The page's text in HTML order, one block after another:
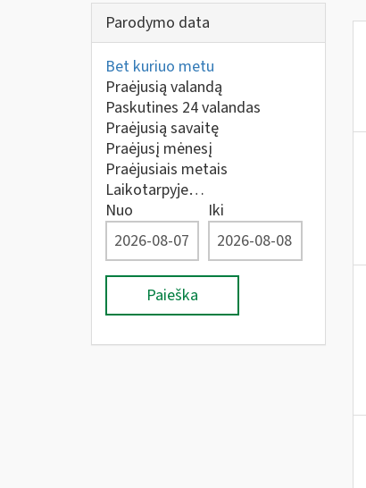
Parodymo data
Bet kuriuo metu
Praėjusią valandą
Paskutines 24 valandas
Praėjusią savaitę
Praėjusį mėnesį
Praėjusiais metais
Laikotarpyje…
Nuo
Iki
Paieška